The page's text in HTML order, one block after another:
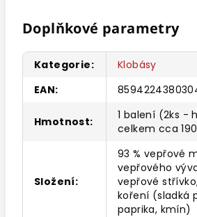
Doplňkové parametry
Kategorie:
Klobásy
EAN:
Hmotnost:
1 balení (2ks -
celkem cca
Složení:
93 % vepřové
vepřového
vepřové
koření (sladká
paprika, kmín)